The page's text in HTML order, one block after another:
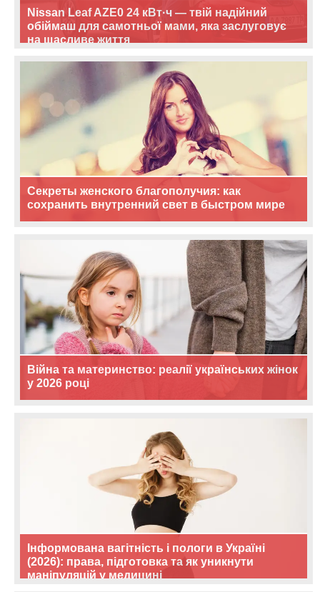
Nissan Leaf AZE0 24 кВт·ч — твій надійний
обіймаш для самотньої мами, яка заслуговує
на щасливе життя
Секреты женского благополучия: как
сохранить внутренний свет в быстром мире
Війна та материнство: реалії українських жінок
у 2026 році
Інформована вагітність і пологи в Україні
(2026): права, підготовка та як уникнути
маніпуляцій у медицині